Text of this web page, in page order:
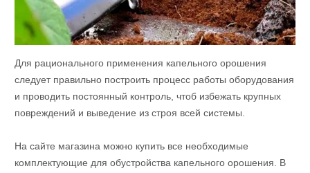
Для рационального применения капельного орошения
следует правильно построить процесс работы оборудования
и проводить постоянный контроль, чтоб избежать крупных
повреждений и выведение из строя всей системы.
На сайте магазина можно купить все необходимые
комплектующие для обустройства капельного орошения. В